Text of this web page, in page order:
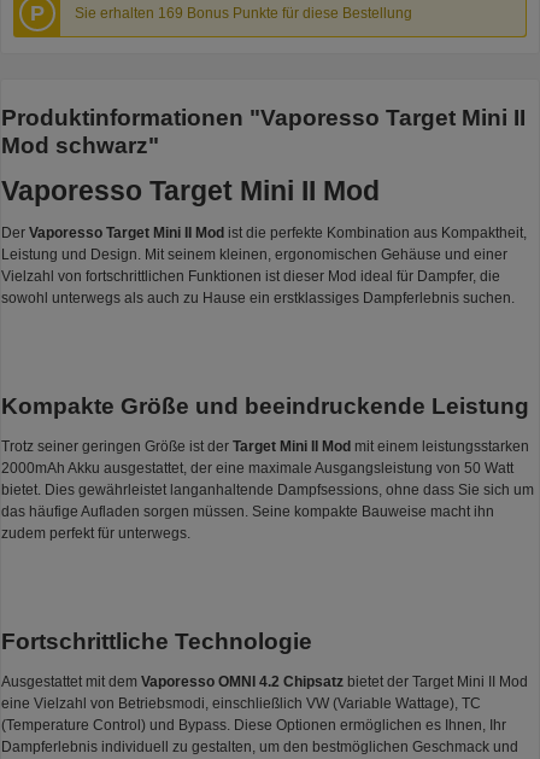
P Sie erhalten 169 Bonus Punkte für diese Bestellung
Produktinformationen "Vaporesso Target Mini II
Mod schwarz"
Vaporesso Target Mini II Mod
Der Vaporesso Target Mini II Mod ist die perfekte Kombination aus Kompaktheit,
Leistung und Design. Mit seinem kleinen, ergonomischen Gehäuse und einer
Vielzahl von fortschrittlichen Funktionen ist dieser Mod ideal für Dampfer, die
sowohl unterwegs als auch zu Hause ein erstklassiges Dampferlebnis suchen.
Kompakte Größe und beeindruckende Leistung
Trotz seiner geringen Größe ist der Target Mini II Mod mit einem leistungsstarken
2000mAh Akku ausgestattet, der eine maximale Ausgangsleistung von 50 Watt
bietet. Dies gewährleistet langanhaltende Dampfsessions, ohne dass Sie sich um
das häufige Aufladen sorgen müssen. Seine kompakte Bauweise macht ihn
zudem perfekt für unterwegs.
Fortschrittliche Technologie
Ausgestattet mit dem Vaporesso OMNI 4.2 Chipsatz bietet der Target Mini II Mod
eine Vielzahl von Betriebsmodi, einschließlich VW (Variable Wattage), TC
(Temperature Control) und Bypass. Diese Optionen ermöglichen es Ihnen, Ihr
Dampferlebnis individuell zu gestalten, um den bestmöglichen Geschmack und